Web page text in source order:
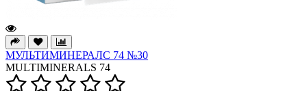
МУЛЬТИМИНЕРАЛС 74 №30
MULTIMINERALS 74